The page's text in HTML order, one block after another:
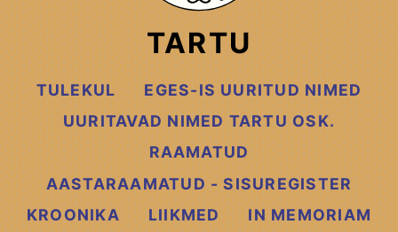
TARTU
TULEKUL
EGES-IS UURITUD NIMED
UURITAVAD NIMED TARTU OSK.
RAAMATUD
AASTARAAMATUD - SISUREGISTER
KROONIKA
LIIKMED
IN MEMORIAM